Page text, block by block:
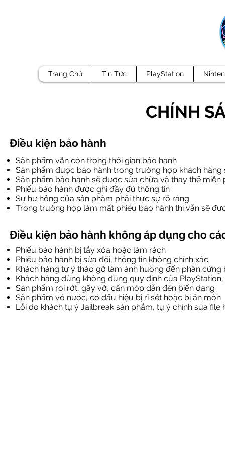
Trang Chủ Tin Tức PlayStation
CHÍNH
Điều kiện bảo hành
​Sản phẩm vẫn còn trong thời gian bảo hành
Sản phẩm được bảo hành trong trường hợp khách
Sản phẩm bảo hành sẽ được sửa chữa và thay thế
Phiếu bảo hành được ghi đầy đủ thông tin
Sự hư hỏng của sản phẩm phải thực sự rõ ràng
Trong trường hợp làm mất phiếu bảo hành thì vẫn sẽ
Điều kiện bảo hành không áp dụng cho
Phiếu bảo hành bị tẩy xóa hoặc làm rách
Phiếu bảo hành bị sửa đổi, thông tin không chính xác
Khách hàng tự ý tháo gỡ làm ảnh hưởng đến phần
Khách hàng dùng không đúng quy định của
Sản phẩm rơi rớt, gãy vỡ, cấn móp dẫn đến biến dạng
Sản phẩm vô nước, có dấu hiệu bị rỉ sét hoặc bị ăn mòn
Lỗi do khách tự ý Jailbreak sản phẩm, tự ý chỉnh sửa